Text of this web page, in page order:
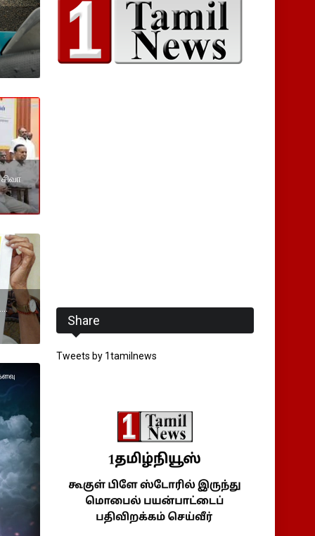
Share
Tweets by 1tamilnews